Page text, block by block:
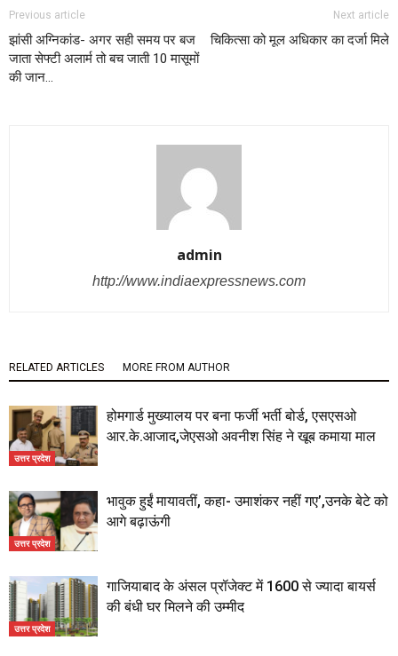
Previous article
झांसी अग्निकांड- अगर सही समय पर बज
जाता सेफ्टी अलार्म तो बच जाती 10 मासूमों
की जान…
Next article
चिकित्सा को मूल अधिकार का दर्जा मिले
admin
http://www.indiaexpressnews.com
RELATED ARTICLES MORE FROM AUTHOR
उत्तर प्रदेश
होमगार्ड मुख्यालय पर बना फर्जी भर्ती बोर्ड, एसएसओ
आर.के.आजाद,जेएसओ अवनीश सिंह ने खूब कमाया माल
उत्तर प्रदेश
भावुक हुईं मायावतीं, कहा- उमाशंकर नहीं गए’,उनके बेटे को
आगे बढ़ाऊंगी
उत्तर प्रदेश
गाजियाबाद के अंसल प्रॉजेक्ट में 1600 से ज्यादा बायर्स
की बंधी घर मिलने की उम्मीद